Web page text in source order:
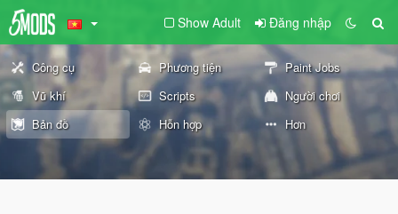
Show Adult Đăng nhập
Công cụ Phương tiện
Paint Jobs
Vũ khí
Scripts
Người chơi
Bản đồ
Hỗn hợp Hơn